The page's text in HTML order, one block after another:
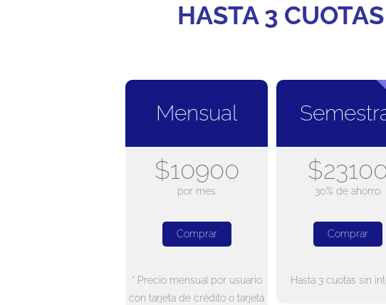
HASTA 3
Mensual
$10900
por mes
Comprar
* Precio mensual por usuario
con tarjeta de crédito o tarjeta
30% de ahorro
Comprar
Hasta 3 cuotas sin